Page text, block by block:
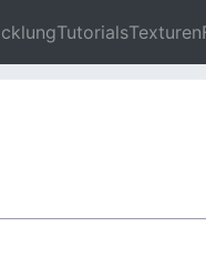
TutorialsTexturen